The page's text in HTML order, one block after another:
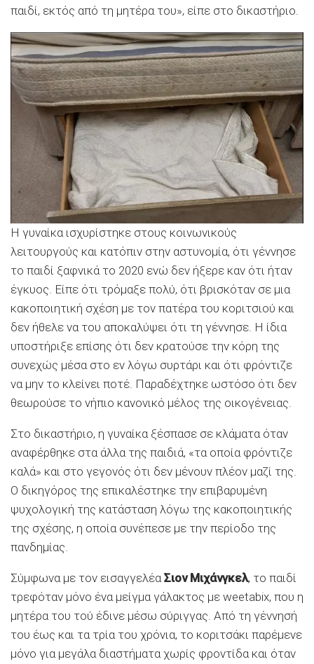
παιδί, εκτός από τη μητέρα του», είπε στο δικαστήριο.
Η γυναίκα ισχυρίστηκε στους κοινωνικούς
λειτουργούς και κατόπιν στην αστυνομία, ότι γέννησε
το παιδί ξαφνικά το 2020 ενώ δεν ήξερε καν ότι ήταν
έγκυος. Είπε ότι τρόμαξε πολύ, ότι βρισκόταν σε μια
κακοποιητική σχέση με τον πατέρα του κοριτσιού και
δεν ήθελε να του αποκαλύψει ότι τη γέννησε. Η ίδια
υποστήριξε επίσης ότι δεν κρατούσε την κόρη της
συνεχώς μέσα στο εν λόγω συρτάρι και ότι φρόντιζε
να μην το κλείνει ποτέ. Παραδέχτηκε ωστόσο ότι δεν
θεωρούσε το νήπιο κανονικό μέλος της οικογένειας.
Στο δικαστήριο, η γυναίκα ξέσπασε σε κλάματα όταν
αναφέρθηκε στα άλλα της παιδιά, «τα οποία φρόντιζε
καλά» και στο γεγονός ότι δεν μένουν πλέον μαζί της.
Ο δικηγόρος της επικαλέστηκε την επιβαρυμένη
ψυχολογική της κατάσταση λόγω της κακοποιητικής
της σχέσης, η οποία συνέπεσε με την περίοδο της
πανδημίας.
Σύμφωνα με τον εισαγγελέαΣιον Μιχάνγκελ, το παιδί
τρεφόταν μόνο ένα μείγμα γάλακτος με weetabix, που η
μητέρα του τού έδινε μέσω σύριγγας. Από τη γέννησή
του έως και τα τρία του χρόνια, το κοριτσάκι παρέμενε
μόνο για μεγάλα διαστήματα χωρίς φροντίδα και όταν